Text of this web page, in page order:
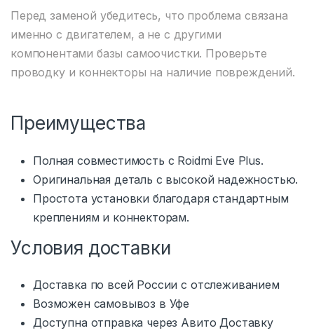
Перед заменой убедитесь, что проблема связана
именно с двигателем, а не с другими
компонентами базы самоочистки. Проверьте
проводку и коннекторы на наличие повреждений.
Преимущества
Полная совместимость с Roidmi Eve Plus.
Оригинальная деталь с высокой надежностью.
Простота установки благодаря стандартным
креплениям и коннекторам.
Условия доставки
Доставка по всей России с отслеживанием
Возможен самовывоз в Уфе
Доступна отправка через Авито Доставку